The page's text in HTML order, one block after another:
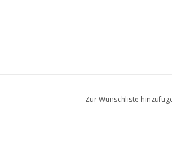
Zur Wunschliste